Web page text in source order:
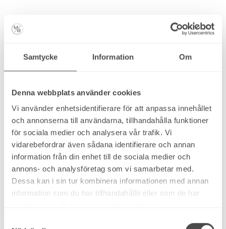
Samtycke Information Om
Denna webbplats använder cookies
Vi använder enhetsidentifierare för att anpassa innehållet
och annonserna till användarna, tillhandahålla funktioner
för sociala medier och analysera vår trafik. Vi
vidarebefordrar även sådana identifierare och annan
information från din enhet till de sociala medier och
annons- och analysföretag som vi samarbetar med.
Dessa kan i sin tur kombinera informationen med annan
information som du har tillhandahållit eller som de har
30 november, 2018
Bergstrand. Det har blivit en tradition för oss att
vanligaste cancersjukdom prostatacancer.
Varje dag, varje månad, varje år får tusentals
män diagnosen prostatacancer. Det är Sveriges
vanligaste cancersjukdom. Mer pengar behövs i
kampen mot prostatacancern till forskning för
bättre diagnos- och behandlingsmetoder samt